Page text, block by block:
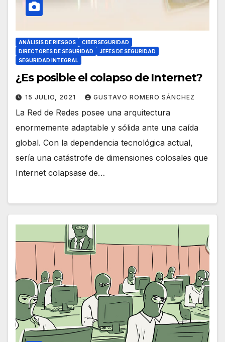
ANÁLISIS DE RIESGOS
CIBERSEGURIDAD
DIRECTORES DE SEGURIDAD
JEFES DE SEGURIDAD
SEGURIDAD INTEGRAL
¿Es posible el colapso de Internet?
15 JULIO, 2021 GUSTAVO ROMERO SÁNCHEZ
La Red de Redes posee una arquitectura
enormemente adaptable y sólida ante una caída
global. Con la dependencia tecnológica actual,
sería una catástrofe de dimensiones colosales que
Internet colapsase de…